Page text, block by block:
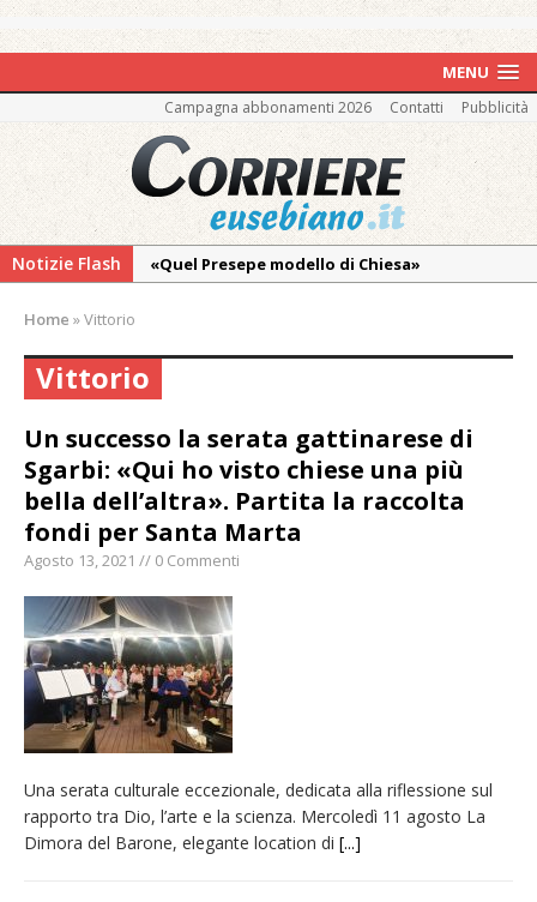
MENU
Campagna abbonamenti 2026 Contatti Pubblicità
Notizie Flash
«Quel Presepe modello di Chiesa»
mercatino agricolo
Incendio sul Monte Barone: si estende il
fronte. Evacuato il rifugio e chiusi tutti i
sentieri
Vercelli: in alcune vie nuova tracciatura delle
zone blu
Nuovo fronte delle fiamme: vasto incendio
alle pendici del Monte Barone
Centinaia di vercellesi a Oropa per il
pellegrinaggio diocesano
Intervento dei vigili del fuoco per un
incendio di sterpaglie a Caresanablot
dell’arcivescovo mons. Marco Arnolfo
Home »Vittorio
Vittorio
Un successo la serata gattinarese di
Sgarbi: «Qui ho visto chiese una più
bella dell’altra». Partita la raccolta
fondi per Santa Marta
Agosto 13, 2021 // 0 Commenti
Una serata culturale eccezionale, dedicata alla riflessione sul
rapporto tra Dio, l’arte e la scienza. Mercoledì 11 agosto La
Dimora del Barone, elegante location di [...]